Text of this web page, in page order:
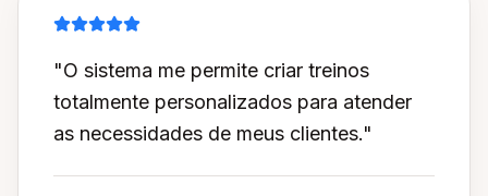
"O sistema me permite criar treinos
totalmente personalizados para atender
as necessidades de meus clientes."